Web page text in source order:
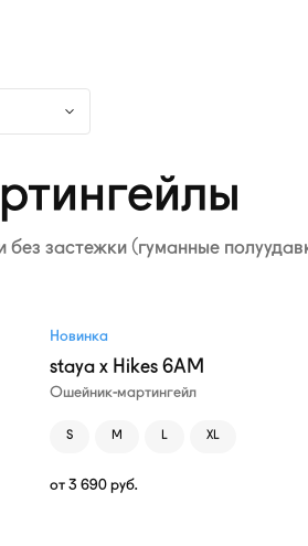
застежки (гуманные
Новинка
staya x Hikes 6AM
Ошейник-мартингейл
S M L XL
от3 690руб.